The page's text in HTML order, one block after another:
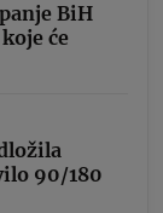
BiH
će
90/180